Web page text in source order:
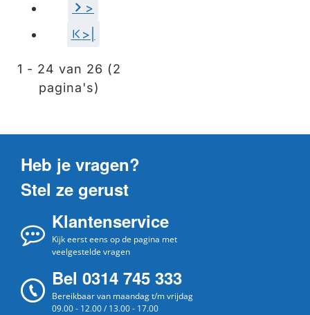
>
>|
1 - 24 van 26 (2
pagina's)
Heb je vragen?
Stel ze gerust
Klantenservice
Kijk eerst eens op de pagina met
veelgestelde vragen
Bel 0314 745 333
Bereikbaar van maandag t/m vrijdag
09.00 - 12.00 / 13.00 - 17.00